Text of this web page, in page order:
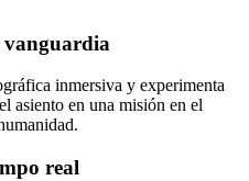
vanguardia
inmersiva y experimenta
asiento en una misión en el
real